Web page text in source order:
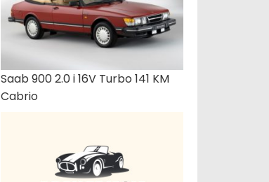
Saab 900 2.0 i 16V Turbo 141 KM
Cabrio